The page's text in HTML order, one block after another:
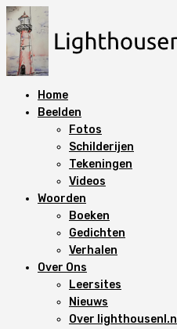
N
a
a
r
Home
Beelden
Fotos
Schilderijen
Tekeningen
Videos
Woorden
Boeken
Gedichten
Verhalen
Over Ons
Leersites
Nieuws
Over lighthousenl.nl